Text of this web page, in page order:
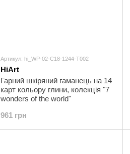
Артикул: hi_WP-02-C18-1244-T002
HiArt
Гарний шкіряний гаманець на 14
карт кольору глини, колекція "7
wonders of the world"
961 грн